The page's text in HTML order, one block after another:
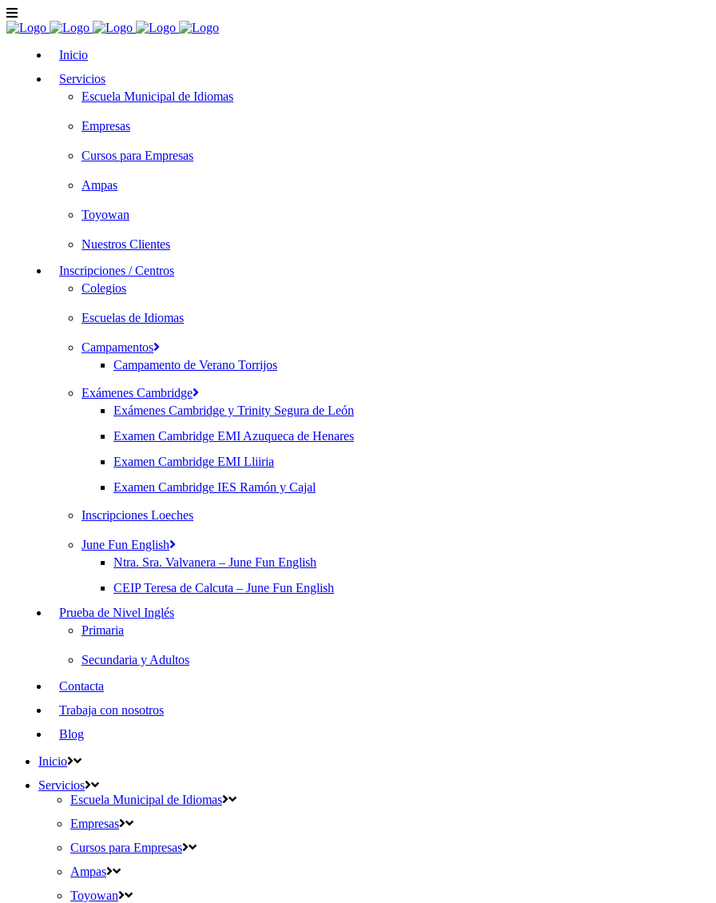
Inicio
Servicios
Escuela Municipal de Idiomas
Empresas
Cursos para Empresas
Ampas
Toyowan
Nuestros Clientes
Inscripciones / Centros
Colegios
Escuelas de Idiomas
Campamentos
Campamento de Verano Torrijos
Exámenes Cambridge
Exámenes Cambridge y Trinity Segura de León
Examen Cambridge EMI Azuqueca de Henares
Examen Cambridge EMI Lliiria
Examen Cambridge IES Ramón y Cajal
Inscripciones Loeches
June Fun English
Ntra. Sra. Valvanera – June Fun English
CEIP Teresa de Calcuta – June Fun English
Prueba de Nivel Inglés
Primaria
Secundaria y Adultos
Contacta
Trabaja con nosotros
Blog
Inicio
Servicios
Escuela Municipal de Idiomas
Empresas
Cursos para Empresas
Ampas
Toyowan